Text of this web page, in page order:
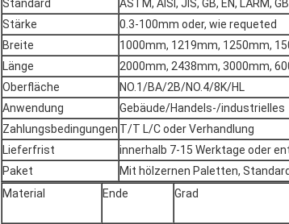
Standard
ASTM, AISI, JIS, GB, EN, LÄRM, GB
Stärke
0.3-100mm oder, wie requeted
Breite
1000mm, 1219mm, 1250mm,
Länge
2000mm, 2438mm, 3000mm,
Oberfläche
NO.1/BA/2B/NO.4/8K/HL
Anwendung
Gebäude/Handels-/industrielles
Zahlungsbedingungen T/T L/C oder Verhandlung
Lieferfrist
innerhalb 7-15 Werktage oder
Paket
Mit hölzernen Paletten,
Material
Ende Grad